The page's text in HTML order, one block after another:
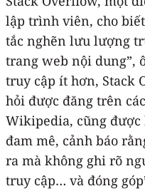
lập trình viên, cho
tắc nghẽn lưu lượng
trang web nội dung”,
truy cập ít hơn, Stack
hỏi được đăng trên
Wikipedia, cũng
đam mê, cảnh báo
ra mà không ghi rõ
truy cập… và đóng